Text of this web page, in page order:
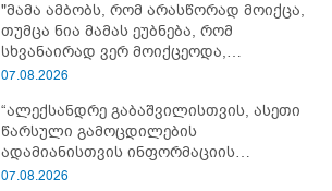
ავალიანის დედა
"მამა ამბობს, რომ არასწორად მოიქცა,
თუმცა ნია მამას ეუბნება, რომ
სხვანაირად ვერ მოიქცეოდა,
თანამედროვე ეპოქაში სხვანაირად
დეტალებზე საუბრობს გიგა ავალიანის
საქმის პროკურორი?
07.08.2026
“ალექსანდრე გაბაშვილისთვის, ასეთი
წარსული გამოცდილების
ადამიანისთვის ინფორმაციის
მიწოდება, რომ მასწავლებელი
07.08.2026